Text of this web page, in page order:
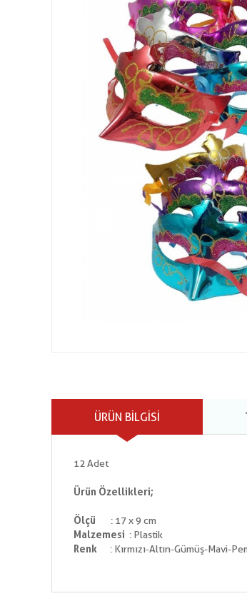
ÜRÜN BILGISI
12 Adet
Ürün Özellikleri;
Ölçü
: 17 x 9 cm
Malzemesi : Plastik
Renk
: Kırmızı-Altın-Gümüş-Mavi-